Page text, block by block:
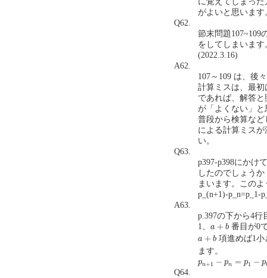
がよいと思います
Q62.
節末問題107~109
をしてしまいま
(2022.3.16)
A62.
107～109 は、後
計算ミスは、最
であれば、解答
が「よくない」
普段から検算な
による計算ミス
い。
Q63.
p397-p398にかけ
したのでしょう
まいます。この
p_(n+1)-p_n=p_1-
A63.
p.397の下から4
1、 a + b
a+ b 番目が0
a + b
a+ b
項進めば1
ます。
pn+1 − pn = p1 − p
p 1 −p n p1 −p 0
Q64.